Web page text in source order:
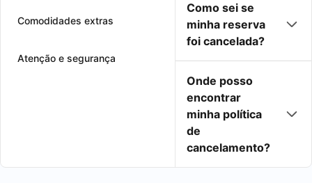
Comodidades extras
Atenção e segurança
Como sei se
minha reserva
foi cancelada?
Onde posso
encontrar
minha política
de
cancelamento?